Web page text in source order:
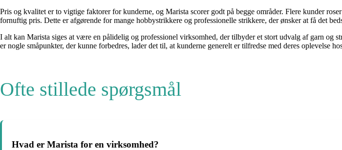
Pris og kvalitet er to vigtige faktorer for kunderne, og Marista scorer godt på begge områder. Flere kunder
fornuftig pris. Dette er afgørende for mange hobbystrikkere og professionelle strikkere, der ønsker at få det
I alt kan Marista siges at være en pålidelig og professionel virksomhed, der tilbyder et stort udvalg af garn
er nogle småpunkter, der kunne forbedres, lader det til, at kunderne generelt er tilfredse med deres oplevelse
Ofte stillede spørgsmål
Hvad er Marista for en virksomhed?